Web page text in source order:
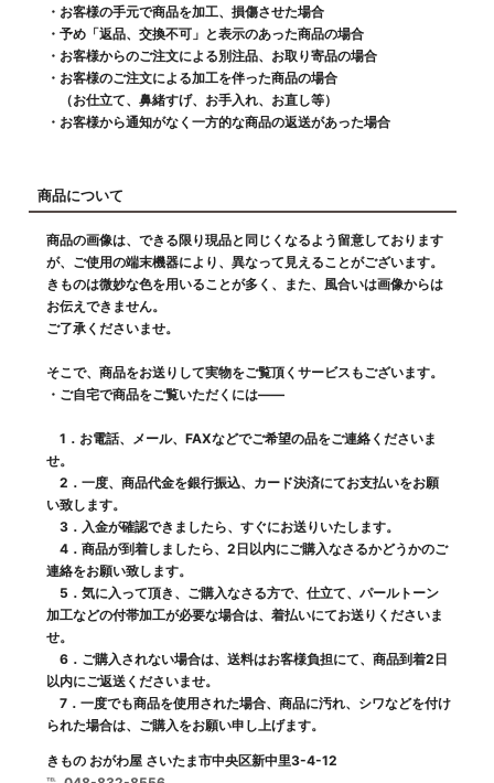
・お客様の手元で商品を加工、損傷させた場合
・予め「返品、交換不可」と表示のあった商品の場合
・お客様からのご注文による別注品、お取り寄品の場合
・お客様のご注文による加工を伴った商品の場合
（お仕立て、鼻緒すげ、お手入れ、お直し等）
・お客様から通知がなく一方的な商品の返送があった場合
商品について
商品の画像は、できる限り現品と同じくなるよう留意しております
が、ご使用の端末機器により、異なって見えることがございます。
きものは微妙な色を用いることが多く、また、風合いは画像からは
お伝えできません。
ご了承くださいませ。
そこで、商品をお送りして実物をご覧頂くサービスもございます。
・ご自宅で商品をご覧いただくには――
1．お電話、メール、FAXなどでご希望の品をご連絡くださいま
せ。
2．一度、商品代金を銀行振込、カード決済にてお支払いをお願
い致します。
3．入金が確認できましたら、すぐにお送りいたします。
4．商品が到着しましたら、2日以内にご購入なさるかどうかのご
連絡をお願い致します。
5．気に入って頂き、ご購入なさる方で、仕立て、パールトーン
加工などの付帯加工が必要な場合は、着払いにてお送りくださいま
せ。
6．ご購入されない場合は、送料はお客様負担にて、商品到着2日
以内にご返送くださいませ。
7．一度でも商品を使用された場合、商品に汚れ、シワなどを付け
られた場合は、ご購入をお願い申し上げます。
きもの おがわ屋 さいたま市中央区新中里3-4-12